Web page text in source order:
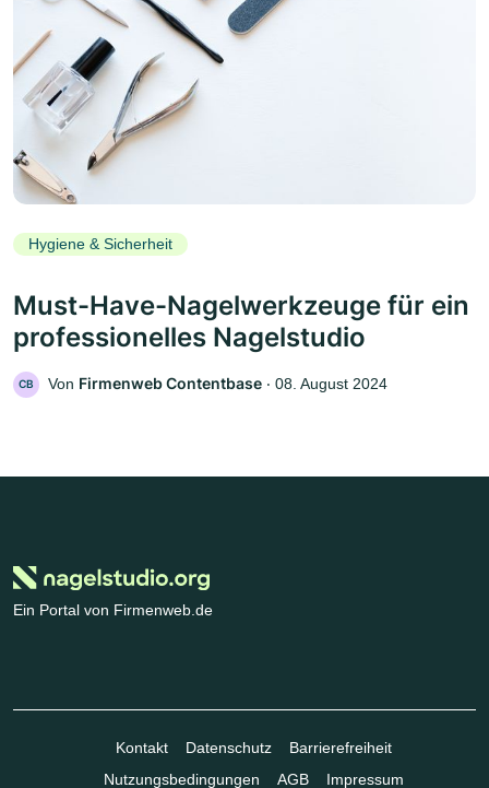
Hygiene & Sicherheit
Must-Have-Nagelwerkzeuge für ein
professionelles Nagelstudio
CB Von Firmenweb Contentbase ‧ 08. August 2024
Ein Portal von Firmenweb.de
Kontakt Datenschutz
Barrierefreiheit
Nutzungsbedingungen
AGB Impressum